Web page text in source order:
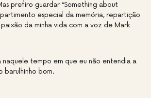
prefiro guardar “Something about
especial da memória, repartição
da minha vida com a voz de Mark
naquele tempo em que eu não entendia a
barulhinho bom.